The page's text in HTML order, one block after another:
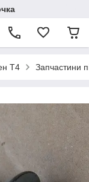
Т4 Запчастини